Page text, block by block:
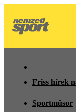
Friss hírek
Sportműsor